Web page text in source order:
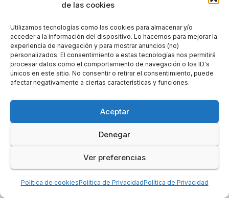
de las cookies
Utilizamos tecnologías como las cookies para almacenar y/o
acceder a la información del dispositivo. Lo hacemos para mejorar la
experiencia de navegación y para mostrar anuncios (no)
personalizados. El consentimiento a estas tecnologías nos permitirá
procesar datos como el comportamiento de navegación o los ID's
únicos en este sitio. No consentir o retirar el consentimiento, puede
afectar negativamente a ciertas características y funciones.
Aceptar
Denegar
Ver preferencias
Política de cookiesPolítica de PrivacidadPolítica de Privacidad
supuesto que habran comprado un
radiador de aceite convencional ya
que es infinitamente mas
economico (no en el consumo
electrico por supuesto), como
anteriormente le he comentado el
calor especifico de un fluido es la
clave para saber la capacidad de el
mismo de transmitir calor
energia. Segun usted da lo mismo
que el radiador sea de aceite de